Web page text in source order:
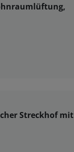
Streckhof mit